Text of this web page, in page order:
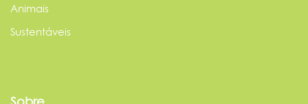
Animais
Sustentáveis